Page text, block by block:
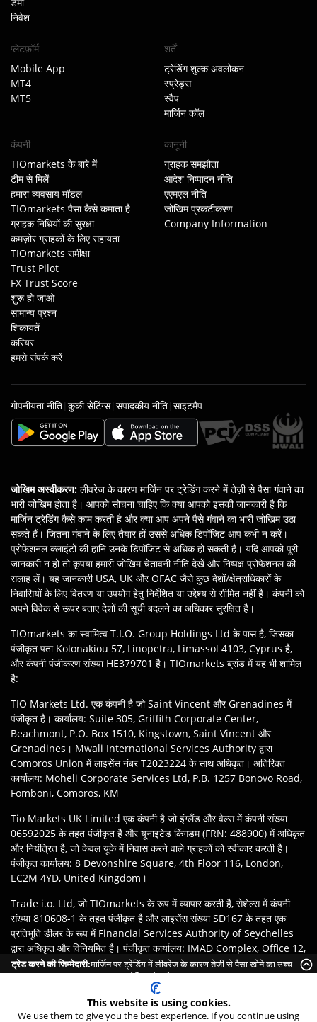
निवेश
प्लेटफ़ॉर्म
Mobile App
MT4
MT5
शर्तें
ट्रेडिंग शुल्क अवलोकन
स्प्रेड्स
स्वैप
मार्जिन कॉल
कंपनी
TIOmarkets के बारे में
टीम से मिलें
हमारा व्यवसाय मॉडल
TIOmarkets पैसा कैसे कमाता है
ग्राहक निधियों की सुरक्षा
कमज़ोर ग्राहकों के लिए सहायता
TIOmarkets समीक्षा
Trust Pilot
FX Trust Score
शुरू हो जाओ
सामान्य प्रश्न
शिकायतें
करियर
हमसे संपर्क करें
कानूनी
ग्राहक समझौता
आदेश निष्पादन नीति
एएमएल नीति
जोखिम प्रकटीकरण
Company Information
गोपनीयता नीति| कुकी सेटिंग्स| संपादकीय नीति| साइटमैप
जोखिम अस्वीकरण: लीवरेज के कारण मार्जिन पर ट्रेडिंग करने में तेज़ी से पैसा गंवाने का
भारी जोखिम होता है। आपको सोचना चाहिए कि क्‍या आपको इसकी जानकारी है कि
मार्जिन ट्रेडिंग कैसे काम करती है और क्या आप अपने पैसे गंवाने का भारी जोखिम उठा
सकते हैं। जितना गंवाने के लिए तैयार हों उससे अधिक डिपॉजिट आप कभी न करें।
प्रोफेशनल क्लाइंटों की हानि उनके डिपॉजिट से अधिक हो सकती है। यदि आपको पूरी
जानकारी न हो तो कृपया हमारी जोखिम चेतावनी नीति देखें और निष्‍पक्ष प्रोफेशनल की
सलाह लें। यह जानकारी USA, UK और OFAC जैसे कुछ देशों/क्षेत्राधिकारों के
निवासियों के लिए वितरण या उपयोग हेतु निर्देशित या उद्देश्‍य से सीमित नहीं है। कंपनी को
अपने विवेक से ऊपर बताए देशों की सूची बदलने का अधिकार सुरक्षित है।
TIOmarkets का स्वामित्व T.I.O. Group Holdings Ltd के पास है, जिसका
पंजीकृत पता Kolonakiou 57, Linopetra, Limassol 4103, Cyprus है,
और कंपनी पंजीकरण संख्या HE379701 है। TIOmarkets ब्रांड में यह भी शामिल
है:
TIO Markets Ltd. एक कंपनी है जो Saint Vincent और Grenadines में
पंजीकृत है। कार्यालय: Suite 305, Griffith Corporate Center,
Beachmont, P.O. Box 1510, Kingstown, Saint Vincent और
Grenadines। Mwali International Services Authority द्वारा
Comoros Union में लाइसेंस नंबर T2023224 के साथ अधिकृत। अतिरिक्त
कार्यालय: Moheli Corporate Services Ltd, P.B. 1257 Bonovo Road,
Fomboni, Comoros, KM
Tio Markets UK Limited एक कंपनी है जो इंग्लैंड और वेल्स में कंपनी संख्या
06592025 के तहत पंजीकृत है और यूनाइटेड किंगडम (FRN: 488900) में अधिकृत
और नियंत्रित है, जो केवल यूके में निवास करने वाले ग्राहकों को स्वीकार करती है।
पंजीकृत कार्यालय: 8 Devonshire Square, 4th Floor 116, London,
EC2M 4YD, United Kingdom।
Trade i.o. Ltd, जो TIOmarkets के रूप में व्यापार करती है, सेशेल्स में कंपनी
संख्या 810608-1 के तहत पंजीकृत है और लाइसेंस संख्या SD167 के तहत एक
प्रतिभूति डीलर के रूप में Financial Services Authority of Seychelles
द्वारा अधिकृत और विनियमित है। पंजीकृत कार्यालय: IMAD Complex, Office 12,
3rd floor Île du Port, Mahe Seychelles.
ग्राहकों की जिम्मेदारी है कि वे अपने क्षेत्राधिकार के कानूनों और नियमों के
अनुसार TIOmarkets ब्रांड की उपयुक्त इकाई के साथ पंजीकरण सुनिश्चित करें।
उत्पादों या सेवाओं तक पहुंच स्थानीय कानूनी प्रतिबंधों के अधीन हो सकती है, और सभी
ट्रेड करने की जिम्मेदारी:मार्जिन पर ट्रेडिंग में लीवरेज के कारण तेजी से पैसा खोने का उच्च
जोखिम होता है।
This website is using cookies.
We use them to give you the best experience. If you continue using